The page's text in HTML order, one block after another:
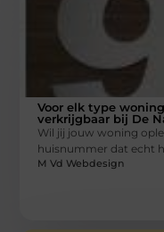
Voor elk type
verkrijgbaar bij De
Wil jij jouw woning
huisnummer dat echt
M Vd Webdesign